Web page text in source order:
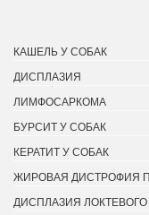
КАШЕЛЬ У СОБАК
ДИСПЛАЗИЯ
ЛИМФОСАРКОМА
БУРСИТ У СОБАК
КЕРАТИТ У СОБАК
ЖИРОВАЯ ДИСТРОФИЯ
ДИСПЛАЗИЯ